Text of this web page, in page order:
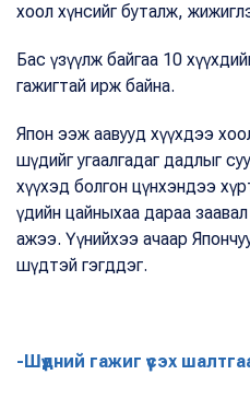
хоол хүнсийг буталж,
Бас үзүүлж байгаа 10
гажигтай ирж байна.
Япон ээж аавууд хүүхдээ
шүдийг угаалгадаг дадлыг
хүүхэд болгон цүнхэндээ
үдийн цайныхаа дараа
ажээ. Үүнийхээ ачаар
шүдтэй гэгддэг.
-Шүдний гажиг үүсэх